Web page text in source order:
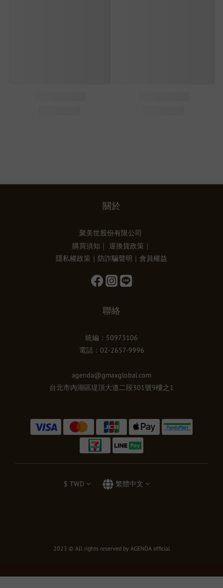
立即購買
關於
聚美世股份有限公司
購買須知 ｜ 退換貨政策 ｜
隱私權政策 ｜ 防詐騙聲明 ｜ 會員權益
聯絡
統編：50973106
電話：02-2657-9996
agenda@gmaxglobal.com
台北市內湖區堤頂大道二段301號9樓之1
$ TWD 繁體中文
2023 © All rights reserved by AGENDA official